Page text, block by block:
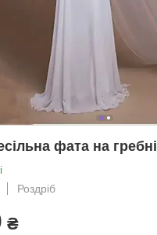
фата на гребні
Роздріб
₴